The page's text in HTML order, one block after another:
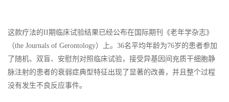
这款疗法的II期临床试验结果已经公布在国际期刊《老年学杂志》
（the Journals of Gerontology）上。36名平均年龄为76岁的患者参加
了随机、双盲、安慰剂对照临床试验，接受异基因间充质干细胞静
脉注射的患者的衰弱症典型特征出现了显著的改善，并且整个过程
没有发生不良反应事件。